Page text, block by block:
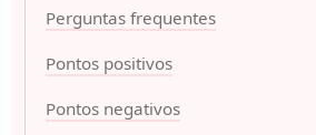
Perguntas frequentes
Pontos positivos
Pontos negativos